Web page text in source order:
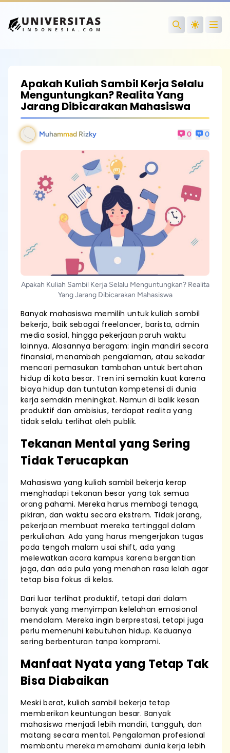
Search
Apakah Kuliah Sambil Kerja Selalu
Menguntungkan? Realita Yang
Jarang Dibicarakan Mahasiswa
Muhammad Rizky 0 0
Apakah Kuliah Sambil Kerja Selalu Menguntungkan? Realita
Yang Jarang Dibicarakan Mahasiswa
Banyak mahasiswa memilih untuk kuliah sambil
bekerja, baik sebagai freelancer, barista, admin
media sosial, hingga pekerjaan paruh waktu
lainnya. Alasannya beragam: ingin mandiri secara
finansial, menambah pengalaman, atau sekadar
mencari pemasukan tambahan untuk bertahan
hidup di kota besar. Tren ini semakin kuat karena
biaya hidup dan tuntutan kompetensi di dunia
kerja semakin meningkat. Namun di balik kesan
produktif dan ambisius, terdapat realita yang
tidak selalu terlihat oleh publik.
Tekanan Mental yang Sering
Tidak Terucapkan
Mahasiswa yang kuliah sambil bekerja kerap
menghadapi tekanan besar yang tak semua
orang pahami. Mereka harus membagi tenaga,
pikiran, dan waktu secara ekstrem. Tidak jarang,
pekerjaan membuat mereka tertinggal dalam
perkuliahan. Ada yang harus mengerjakan tugas
pada tengah malam usai shift, ada yang
melewatkan acara kampus karena bergantian
jaga, dan ada pula yang menahan rasa lelah agar
tetap bisa fokus di kelas.
Dari luar terlihat produktif, tetapi dari dalam
banyak yang menyimpan kelelahan emosional
mendalam. Mereka ingin berprestasi, tetapi juga
perlu memenuhi kebutuhan hidup. Keduanya
sering berbenturan tanpa kompromi.
Manfaat Nyata yang Tetap Tak
Bisa Diabaikan
Meski berat, kuliah sambil bekerja tetap
memberikan keuntungan besar. Banyak
mahasiswa menjadi lebih mandiri, tangguh, dan
matang secara mental. Pengalaman profesional
membantu mereka memahami dunia kerja lebih